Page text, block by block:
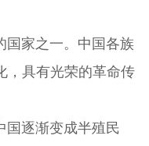
家之一。中国各族
，具有光荣的革命传
逐渐变成半殖民